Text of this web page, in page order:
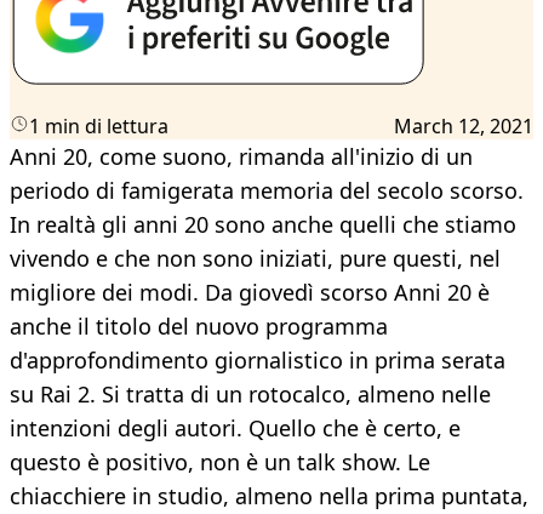
1 min di lettura March 12, 2021
Anni 20, come suono, rimanda all'inizio di un
periodo di famigerata memoria del secolo scorso.
In realtà gli anni 20 sono anche quelli che stiamo
vivendo e che non sono iniziati, pure questi, nel
migliore dei modi. Da giovedì scorso Anni 20 è
anche il titolo del nuovo programma
d'approfondimento giornalistico in prima serata
su Rai 2. Si tratta di un rotocalco, almeno nelle
intenzioni degli autori. Quello che è certo, e
questo è positivo, non è un talk show. Le
chiacchiere in studio, almeno nella prima puntata,